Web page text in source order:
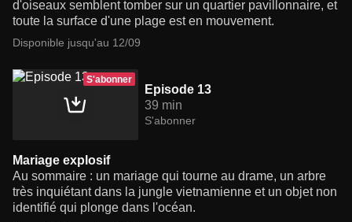
d'oiseaux semblent tomber sur un quartier pavillonnaire, et
toute la surface d'une plage est en mouvement.
Disponible jusqu'au 12/09
S'abonner
Episode 13
39 min
S'abonner
Mariage explosif
Au sommaire : un mariage qui tourne au drame, un arbre
très inquiétant dans la jungle vietnamienne et un objet non
identifié qui plonge dans l'océan.